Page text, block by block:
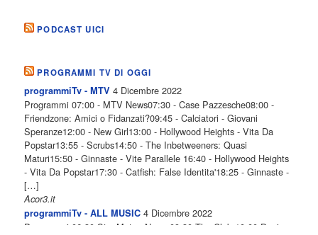
PODCAST UICI
PROGRAMMI TV DI OGGI
programmiTv - MTV 4 Dicembre 2022
Programmi 07:00 - MTV News07:30 - Case Pazzesche08:00 -
Friendzone: Amici o Fidanzati?09:45 - Calciatori - Giovani
Speranze12:00 - New Girl13:00 - Hollywood Heights - Vita Da
Popstar13:55 - Scrubs14:50 - The Inbetweeners: Quasi
Maturi15:50 - Ginnaste - Vite Parallele 16:40 - Hollywood Heights
- Vita Da Popstar17:30 - Catfish: False Identita'18:25 - Ginnaste -
[…]
Acor3.it
programmiTv - ALL MUSIC 4 Dicembre 2022
Programmi 06.30 Star.Meteo.News 09.30 The Club 10.00 Deejay